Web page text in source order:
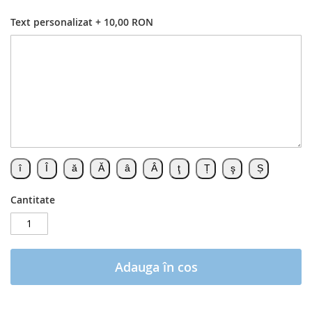
Text personalizat + 10,00 RON
Cantitate
Adauga în cos